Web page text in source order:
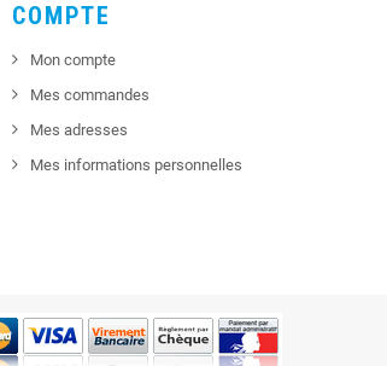
COMPTE
Mon compte
Mes commandes
Mes adresses
Mes informations personnelles